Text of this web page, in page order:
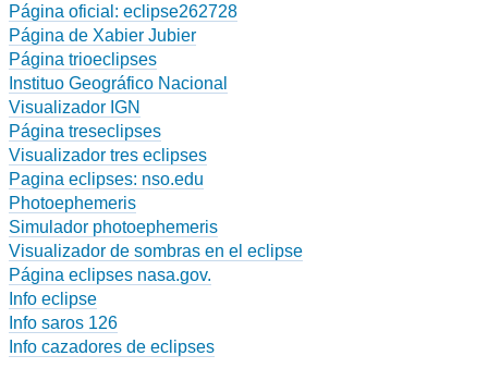
Página oficial: eclipse262728
Página de Xabier Jubier
Página trioeclipses
Instituo Geográfico Nacional
Visualizador IGN
Página treseclipses
Visualizador tres eclipses
Pagina eclipses: nso.edu
Photoephemeris
Simulador photoephemeris
Visualizador de sombras en el eclipse
Página eclipses nasa.gov.
Info eclipse
Info saros 126
Info cazadores de eclipses